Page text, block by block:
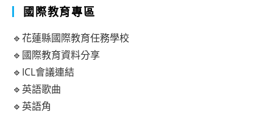
國際教育專區
🔹花蓮縣國際教育任務學校
🔹國際教育資料分享
🔹ICL會議連結
🔹英語歌曲
🔹英語角